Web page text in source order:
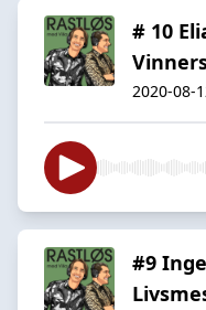
# 10
2020-08-
#9